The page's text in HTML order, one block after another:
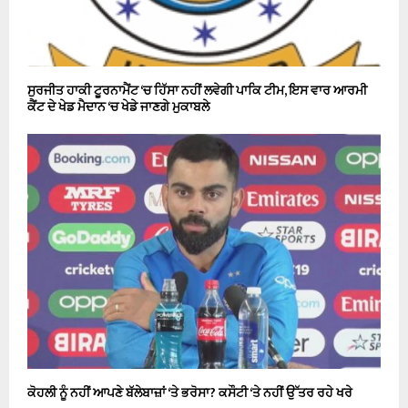
ਸੁਰਜੀਤ ਹਾਕੀ ਟੂਰਨਾਮੈਂਟ ‘ਚ ਹਿੱਸਾ ਨਹੀਂ ਲਵੇਗੀ ਪਾਕਿ ਟੀਮ, ਇਸ ਵਾਰ ਆਰਮੀ
ਕੈਂਟ ਦੇ ਖੇਡ ਮੈਦਾਨ ‘ਚ ਖੇਡੇ ਜਾਣਗੇ ਮੁਕਾਬਲੇ
ਕੋਹਲੀ ਨੂੰ ਨਹੀਂ ਆਪਣੇ ਬੱਲੇਬਾਜ਼ਾਂ ‘ਤੇ ਭਰੋਸਾ? ਕਸੌਟੀ ‘ਤੇ ਨਹੀਂ ਉੱਤਰ ਰਹੇ ਖਰੇ